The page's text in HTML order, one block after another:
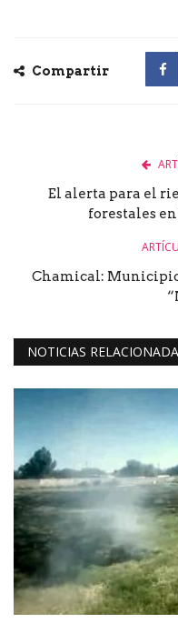
Compartir
El alerta para el
forestales
Chamical:
NOTICIAS